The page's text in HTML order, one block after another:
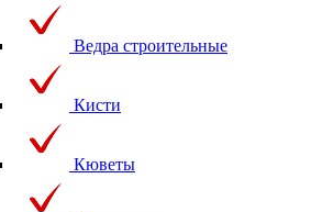
Ведра строительные
Кисти
Кюветы